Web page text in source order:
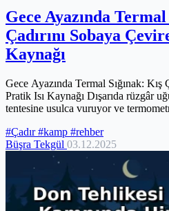
Gece Ayazında Termal
Çadırını Sobaya
Kaynağı
Gece Ayazında Termal Sığınak: Kış
Pratik Isı Kaynağı Dışarıda rüzgâr
tentesine usulca vuruyor ve
#Çadır#kamp #rehber
Büşra Tekgül 03.12.2025